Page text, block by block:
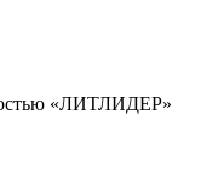
«ЛИТЛИДЕР»